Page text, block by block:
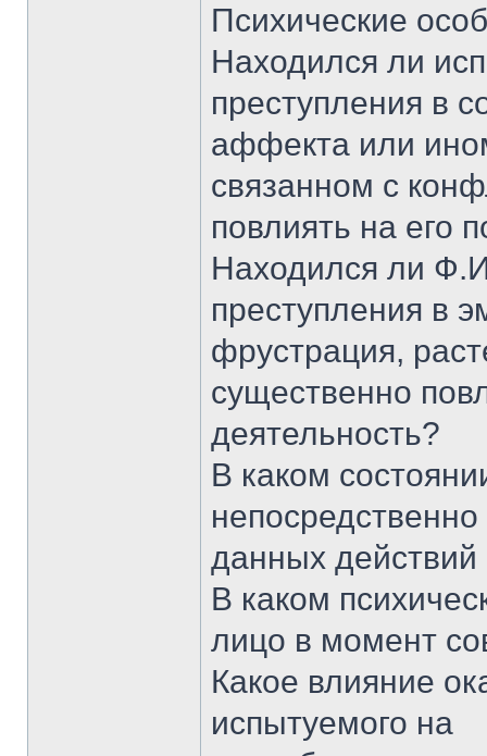
Психические
Находился ли
преступления в
аффекта или
связанном с
повлиять на его
Находился ли
преступления в
фрустрация,
существенно
деятельность?
В каком
данных действий
В каком
лицо в момент
Какое влияние
испытуемого на